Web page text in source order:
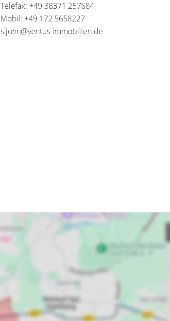
Telefax: +49 38371 257684
Mobil: +49 172 5658227
s.john@ventus-immobilien.de